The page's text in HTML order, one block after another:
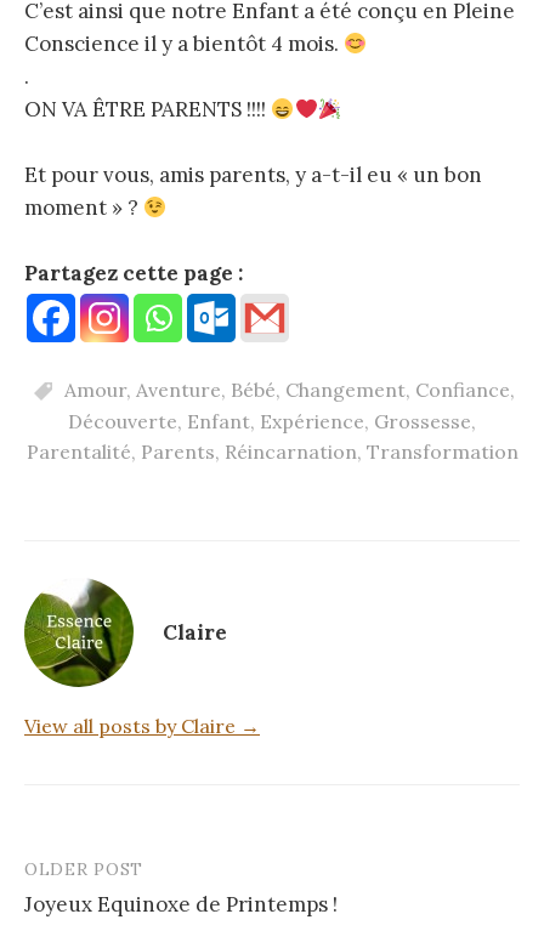
C’est ainsi que notre Enfant a été conçu en Pleine
Conscience il y a bientôt 4 mois.
.
ON VA ÊTRE PARENTS !!!!
Et pour vous, amis parents, y a-t-il eu « un bon
moment » ?
Partagez cette page :
Amour, Aventure, Bébé, Changement, Confiance,
Découverte, Enfant, Expérience, Grossesse,
Parentalité, Parents, Réincarnation, Transformation
Claire
View all posts by Claire →
Post
navigation
OLDER POST
Joyeux Equinoxe de Printemps !